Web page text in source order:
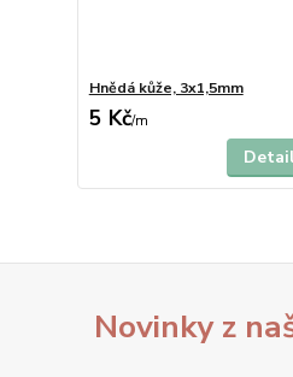
Hnědá kůže, 3x1,5mm
5 Kč/m
Novinky z